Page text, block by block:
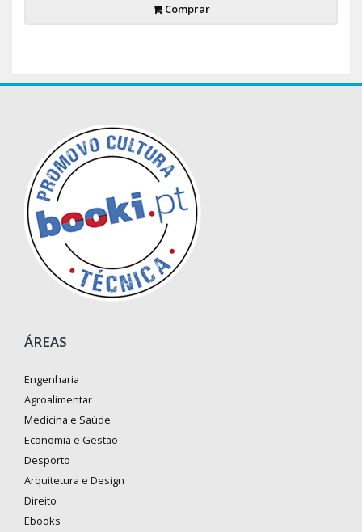
Comprar
ÁREAS
Engenharia
Agroalimentar
Medicina e Saúde
Economia e Gestão
Desporto
Arquitetura e Design
Direito
Ebooks